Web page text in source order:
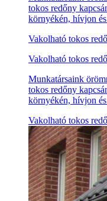
tokos redőny
környékén, hívjon
Vakolható tokos
Vakolható tokos
Munkatársaink
tokos redőny
környékén, hívjon
Vakolható tokos